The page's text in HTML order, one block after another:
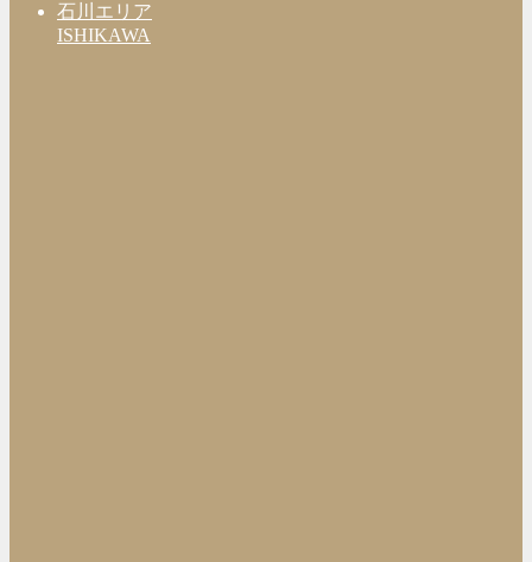
石川エリア
ISHIKAWA